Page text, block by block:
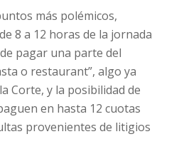
más polémicos,
8 a 12 horas de la jornada
pagar una parte del
o restaurant”, algo ya
Corte, y la posibilidad de
en hasta 12 cuotas
provenientes de litigios